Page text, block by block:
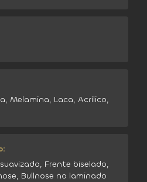
Melamina, Laca, Acrílico,
Frente biselado,
Bullnose no laminado